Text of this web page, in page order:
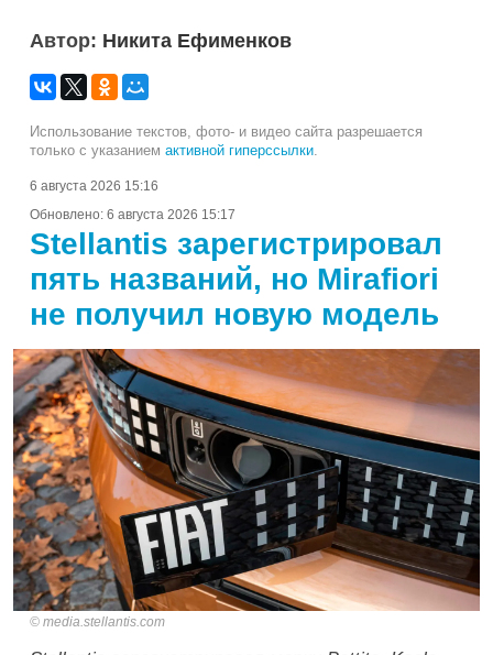
Автор: Никита Ефименков
Использование текстов, фото- и видео сайта разрешается
только с указанием активной гиперссылки
6 августа 2026 15:16
Обновлено: 6 августа 2026 15:17
Stellantis зарегистрировал
пять названий, но Mirafiori
не получил новую модель
media.stellantis.com